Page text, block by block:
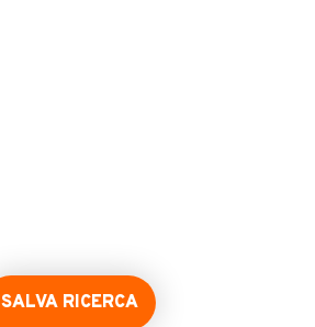
SALVA RICERCA